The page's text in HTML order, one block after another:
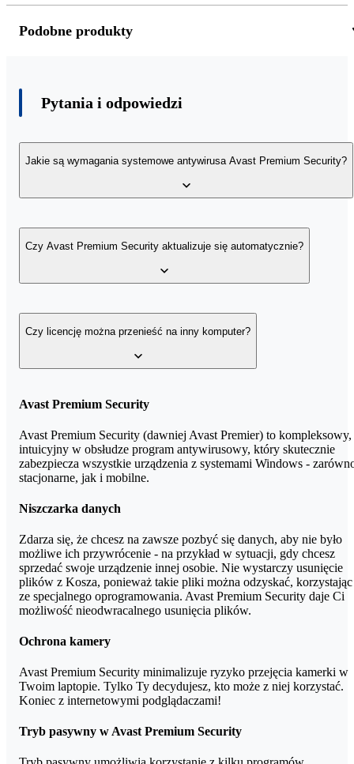
Podobne produkty
Pytania i odpowiedzi
Jakie są wymagania systemowe antywirusa Avast Premium Security?
Komputer PC:Windows 10, 8.1, 8, 7 (SP2) (32- lub 64-bitowy),
GB pamięci RAM oraz 2 GB wolnego miejsca na dysku twardym.
potrzebne do pobrania i aktywowania
programu oraz bazy sygnatur wirusów, a także obsługi aktualizacji.
Czy Avast Premium Security aktualizuje się automatycznie?
Tak, Avast Premium Security na bieżąco pobiera i instaluje
bazy wirusów.
Czy licencję można przenieść na inny komputer?
Tak, przenoszenie licencji jest możliwe. Wystarczy, że przeniesiesz
drugi, a następnie odinstalujesz Avast ze starego komputera.
Pamiętaj, aby usunąć ten komputer ze swojego konta Avast.
krok to zainstalowanie programu na nowym komputerze i
aktywowanie na nim swojej płatnej subskrypcji.
Avast Premium Security
Avast Premium Security (dawniej Avast Premier) to kompleksowy,
intuicyjny w obsłudze program antywirusowy, który skutecznie
zabezpiecza wszystkie urządzenia z systemami Windows -
stacjonarne, jak i mobilne.
Niszczarka danych
Zdarza się, że chcesz na zawsze pozbyć się danych, aby nie było
możliwe ich przywrócenie - na przykład w sytuacji, gdy chcesz
sprzedać swoje urządzenie innej osobie. Nie wystarczy usunięcie
plików z Kosza, ponieważ takie pliki można odzyskać, korzystając
ze specjalnego oprogramowania. Avast Premium Security daje Ci
możliwość nieodwracalnego usunięcia plików.
Ochrona kamery
Avast Premium Security minimalizuje ryzyko przejęcia kamerki w
Twoim laptopie. Tylko Ty decydujesz, kto może z niej korzystać.
Koniec z internetowymi podglądaczami!
Tryb pasywny w Avast Premium Security